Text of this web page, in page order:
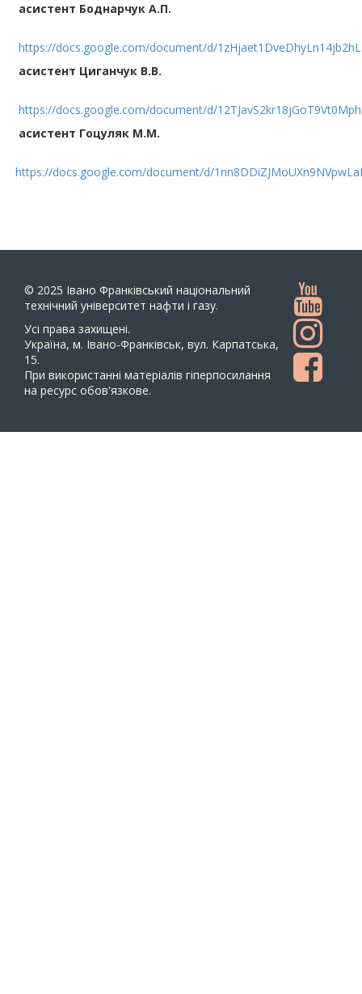
асистент Боднарчук А.П.
https://docs.google.com/document/d/
асистент Циганчук В.В.
https://docs.google.com/document/d/
асистент Гоцуляк М.М.
https://docs.google.com/document/d/
© 2025 Івано Франківський національний
технічний університет нафти і газу.
Усi права захищенi.
Україна, м. Івано-Франківськ, вул. Карпатська,
15.
При використанні матеріалів гіперпосилання
на ресурс обов'язкове.